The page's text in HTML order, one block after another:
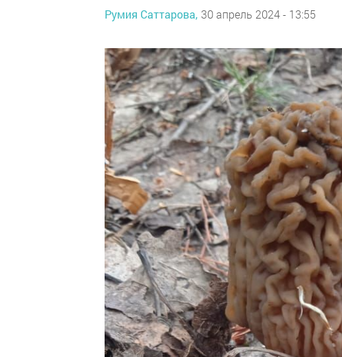
Румия Саттарова, 30 апрель 2024 - 13:55